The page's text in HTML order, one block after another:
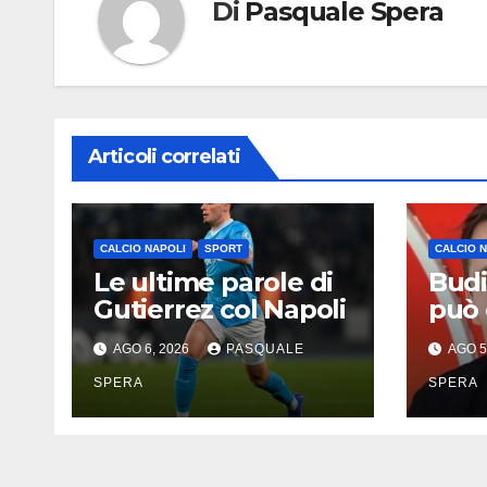
Di Pasquale Spera
Articoli correlati
CALCIO NAPOLI SPORT
Le ultime parole di
Gutierrez col Napoli
AGO 6, 2026 PASQUALE
SPERA
CALCIO
può
AGO
SPERA